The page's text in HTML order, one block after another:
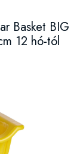
Basket BIG
12 hó-tól